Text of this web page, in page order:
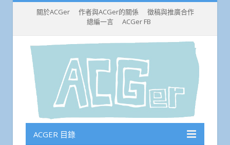
關於ACGer 作者與ACGer的關係
徵稿與推廣合作
總編一言
ACGer FB
ACGER 目錄